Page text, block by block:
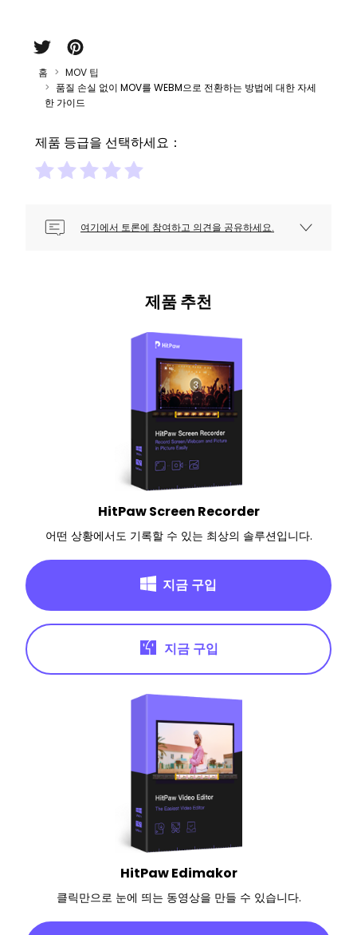
홈
MOV 팁
품질 손실 없이 MOV를 WEBM으로 전환하는 방법에 대한 자세
한 가이드
제품 등급을 선택하세요：
여기에서 토론에 참여하고 의견을 공유하세요.
제품 추천
HitPaw Screen Recorder
어떤 상황에서도 기록할 수 있는 최상의 솔루션입니다.
지금 구입
지금 구입
HitPaw Edimakor
클릭만으로 눈에 띄는 동영상을 만들 수 있습니다.